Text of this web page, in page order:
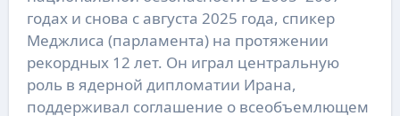
годах и снова с августа 2025 года, спикер
Меджлиса (парламента) на протяжении
рекордных 12 лет. Он играл центральную
роль в ядерной дипломатии Ирана,
поддерживал соглашение о всеобъемлющем